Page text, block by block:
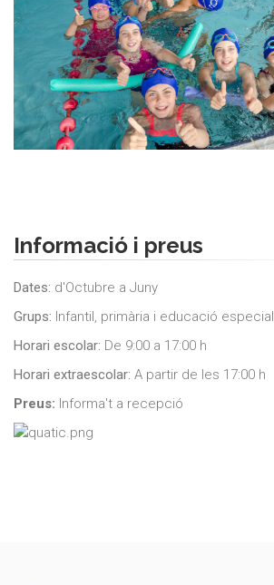
Informació i preus
Dates: d'Octubre a Juny
Grups: Infantil, primària i educació especial
Horari escolar: De 9:00 a 17:00 h
Horari extraescolar: A partir de les 17:00 h
Preus: Informa't a recepció